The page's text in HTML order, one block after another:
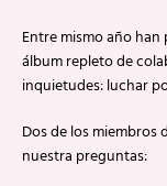
Entre mismo año
álbum repleto de
inquietudes: luchar
Dos de los miembros
nuestra preguntas: